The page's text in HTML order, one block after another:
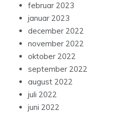
februar 2023
januar 2023
december 2022
november 2022
oktober 2022
september 2022
august 2022
juli 2022
juni 2022